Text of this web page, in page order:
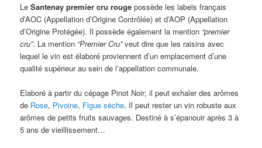
LeSantenay premier cru rouge possède les labels français
d’AOC (Appellation d’Origine Contrôlée) et d’AOP (Appellation
d’Origine Protégée). Il possède également la mention “premier
cru”. La mention “Premier Cru”veut dire que les raisins avec
lequel le vin est élaboré proviennent d’un emplacement d’une
qualité supérieur au sein de l’appellation communale.
Elaboré à partir du cépage Pinot Noir; il peut exhaler des arômes
de Rose, Pivoine, Figue sèche. Il peut rester un vin robuste aux
arômes de petits fruits sauvages. Destiné à s’épanouir après 3 à
5 ans de vieillissement…